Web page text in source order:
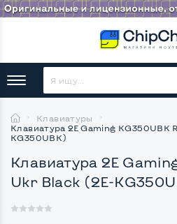
Клавиатуры
Клавиатура 2E Gaming KG350UBK
KG350UBK)
Клавиатура 2E
Ukr Black (2E-